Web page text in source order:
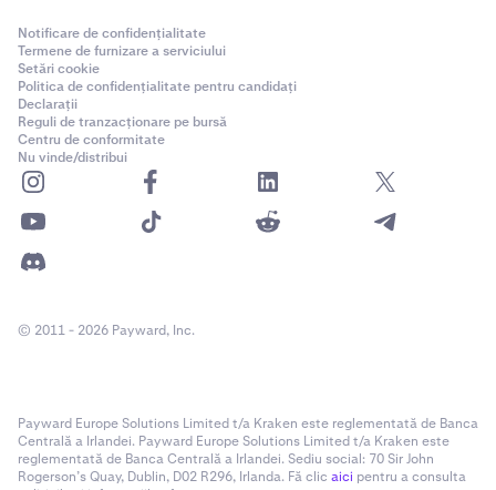
Notificare de confidențialitate
Termene de furnizare a serviciului
Setări cookie
Politica de confidențialitate pentru candidați
Declarații
Reguli de tranzacționare pe bursă
Centru de conformitate
Nu vinde/distribui
© 2011 - 2026 Payward, Inc.
Payward Europe Solutions Limited t/a Kraken este reglementată de Banca
Centrală a Irlandei. Payward Europe Solutions Limited t/a Kraken este
reglementată de Banca Centrală a Irlandei. Sediu social: 70 Sir John
Rogerson’s Quay, Dublin, D02 R296, Irlanda. Fă clic aici pentru a consulta